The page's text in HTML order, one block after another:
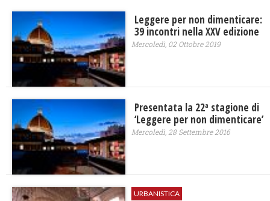
Leggere per non dimenticare:
39 incontri nella XXV edizione
Mercoledì, 02 Ottobre 2019
Presentata la 22ª stagione di
‘Leggere per non dimenticare’
Mercoledì, 28 Settembre 2016
URBANISTICA